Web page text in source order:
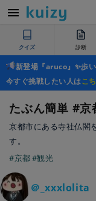
クイズ 診断
新登場『aruco』✨歩
今すぐ挑戦したい人はこ
たぶん簡単 #
京都市にある寺社仏閣
す。
#京都#観光
＠_xxxlolita